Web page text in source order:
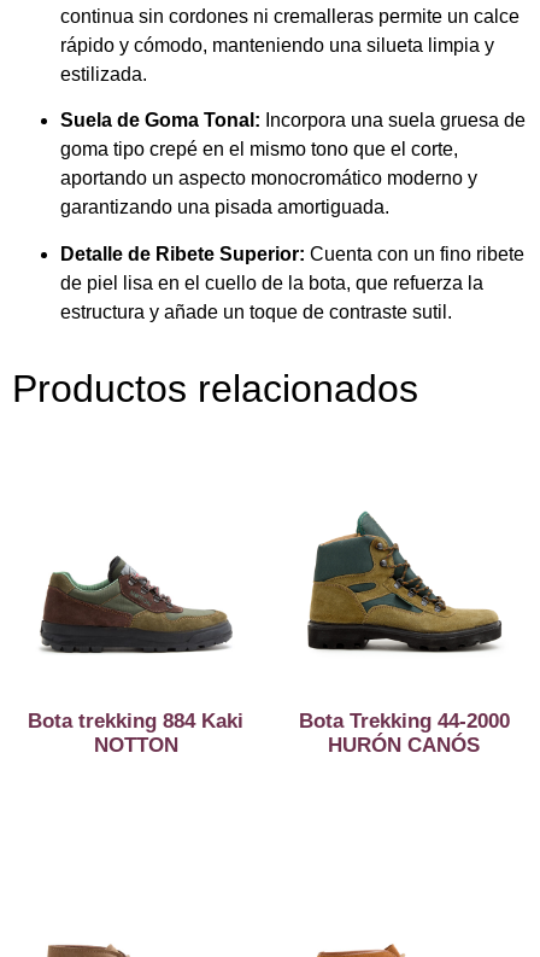
continua sin cordones ni cremalleras permite un calce
rápido y cómodo, manteniendo una silueta limpia y
estilizada.
Suela de Goma Tonal: Incorpora una suela gruesa de
goma tipo crepé en el mismo tono que el corte,
aportando un aspecto monocromático moderno y
garantizando una pisada amortiguada.
Detalle de Ribete Superior: Cuenta con un fino ribete
de piel lisa en el cuello de la bota, que refuerza la
estructura y añade un toque de contraste sutil.
Productos relacionados
Bota trekking 884 Kaki
NOTTON
Bota Trekking 44-2000
HURÓN CANÓS